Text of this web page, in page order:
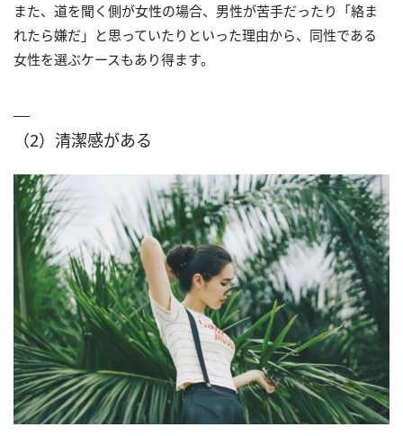
また、道を聞く側が女性の場合、男性が苦手だったり「絡ま
れたら嫌だ」と思っていたりといった理由から、同性である
女性を選ぶケースもあり得ます。
（2）清潔感がある